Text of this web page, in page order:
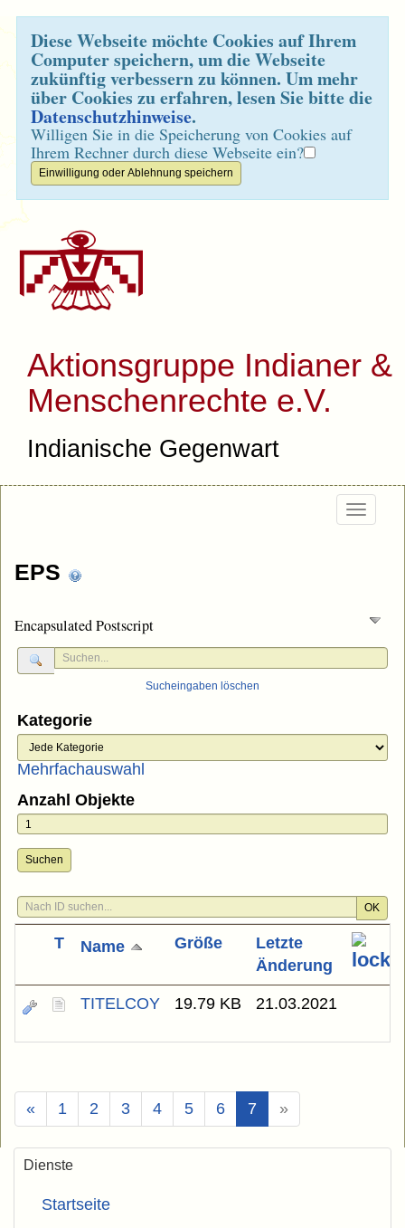
Diese Webseite möchte Cookies auf Ihrem
Computer speichern, um die Webseite
zukünftig verbessern zu können. Um mehr
über Cookies zu erfahren, lesen Sie bitte die
Datenschutzhinweise.
Willigen Sie in die Speicherung von Cookies auf
Ihrem Rechner durch diese Webseite ein?
Aktionsgruppe Indianer &
Menschenrechte e.V.
Indianische Gegenwart
EPS
Encapsulated Postscript
Sucheingaben löschen
Kategorie
Mehrfachauswahl
Anzahl Objekte
Suchen
OK
T Name Größe
Letzte
Änderung
TITELCOY 19.79 KB 21.03.2021
« 1 2 3 4 5 6 7(Aktuell)
»
Dienste
Startseite